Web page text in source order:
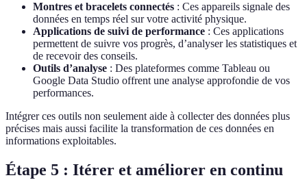
Montres et bracelets connectés : Ces appareils signale des
données en temps réel sur votre activité physique.
Applications de suivi de performance : Ces applications
permettent de suivre vos progrès, d’analyser les statistiques et
de recevoir des conseils.
Outils d’analyse : Des plateformes comme Tableau ou
Google Data Studio offrent une analyse approfondie de vos
performances.
Intégrer ces outils non seulement aide à collecter des données plus
précises mais aussi facilite la transformation de ces données en
informations exploitables.
Étape 5 : Itérer et améliorer en continu